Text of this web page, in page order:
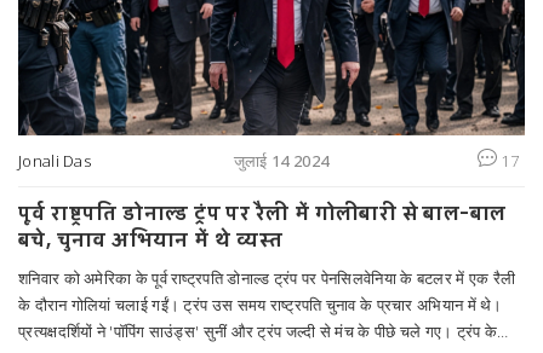
Jonali Das जुलाई 14 2024 17
पूर्व राष्ट्रपति डोनाल्ड ट्रंप पर रैली में गोलीबारी से बाल-बाल
बचे, चुनाव अभियान में थे व्यस्त
शनिवार को अमेरिका के पूर्व राष्ट्रपति डोनाल्ड ट्रंप पर पेनसिलवेनिया के बटलर में एक रैली
के दौरान गोलियां चलाई गईं। ट्रंप उस समय राष्ट्रपति चुनाव के प्रचार अभियान में थे।
प्रत्यक्षदर्शियों ने 'पॉपिंग साउंड्स' सुनीं और ट्रंप जल्दी से मंच के पीछे चले गए। ट्रंप के